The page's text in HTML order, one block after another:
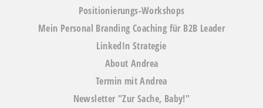
Positionierungs-Workshops
Mein Personal Branding Coaching für B2B Leader
LinkedIn Strategie
About Andrea
Termin mit Andrea
Newsletter "Zur Sache, Baby!"